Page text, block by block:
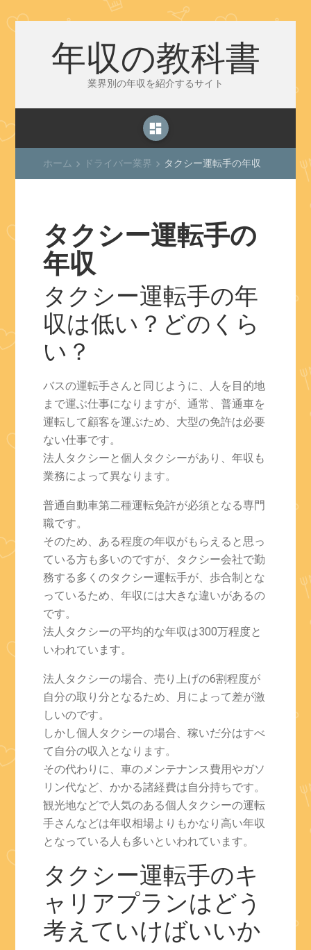
年収の教科書
業界別の年収を紹介するサイト
dashboard
ホーム keyboard_arrow_right ドライバー業界 keyboard_arrow_right タクシー運転手の年収
タクシー運転手の
年収
タクシー運転手の年
収は低い？どのくら
い？
バスの運転手さんと同じように、人を目的地
まで運ぶ仕事になりますが、通常、普通車を
運転して顧客を運ぶため、大型の免許は必要
ない仕事です。
法人タクシーと個人タクシーがあり、年収も
業務によって異なります。
普通自動車第二種運転免許が必須となる専門
職です。
そのため、ある程度の年収がもらえると思っ
ている方も多いのですが、タクシー会社で勤
務する多くのタクシー運転手が、歩合制とな
っているため、年収には大きな違いがあるの
です。
法人タクシーの平均的な年収は300万程度と
いわれています。
法人タクシーの場合、売り上げの6割程度が
自分の取り分となるため、月によって差が激
しいのです。
しかし個人タクシーの場合、稼いだ分はすべ
て自分の収入となります。
その代わりに、車のメンテナンス費用やガソ
リン代など、かかる諸経費は自分持ちです。
観光地などで人気のある個人タクシーの運転
手さんなどは年収相場よりもかなり高い年収
となっている人も多いといわれています。
タクシー運転手のキ
ャリアプランはどう
考えていけばいいか